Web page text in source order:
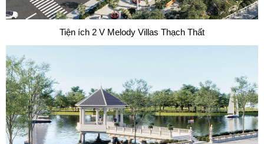
Tiện ích 2 V Melody Villas Thạch Thất